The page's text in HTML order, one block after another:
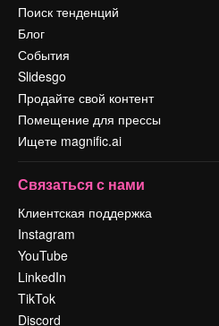
Поиск тенденций
Блог
События
Slidesgo
Продайте свой контент
Помещение для прессы
Ищете magnific.ai
Связаться с нами
Клиентская поддержка
Instagram
YouTube
LinkedIn
TikTok
Discord